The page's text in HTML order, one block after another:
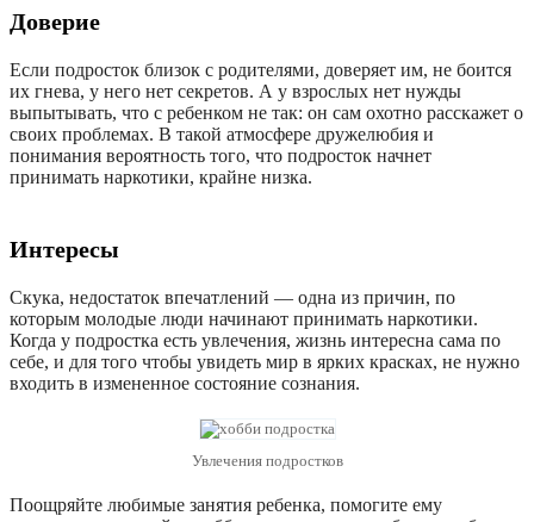
Доверие
Если подросток близок с родителями, доверяет им, не боится
их гнева, у него нет секретов. А у взрослых нет нужды
выпытывать, что с ребенком не так: он сам охотно расскажет о
своих проблемах. В такой атмосфере дружелюбия и
понимания вероятность того, что подросток начнет
принимать наркотики, крайне низка.
Интересы
Скука, недостаток впечатлений — одна из причин, по
которым молодые люди начинают принимать наркотики.
Когда у подростка есть увлечения, жизнь интересна сама по
себе, и для того чтобы увидеть мир в ярких красках, не нужно
входить в измененное состояние сознания.
Увлечения подростков
Поощряйте любимые занятия ребенка, помогите ему